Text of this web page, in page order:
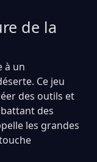
de la
à un
Ce jeu
des outils et
des
les grandes